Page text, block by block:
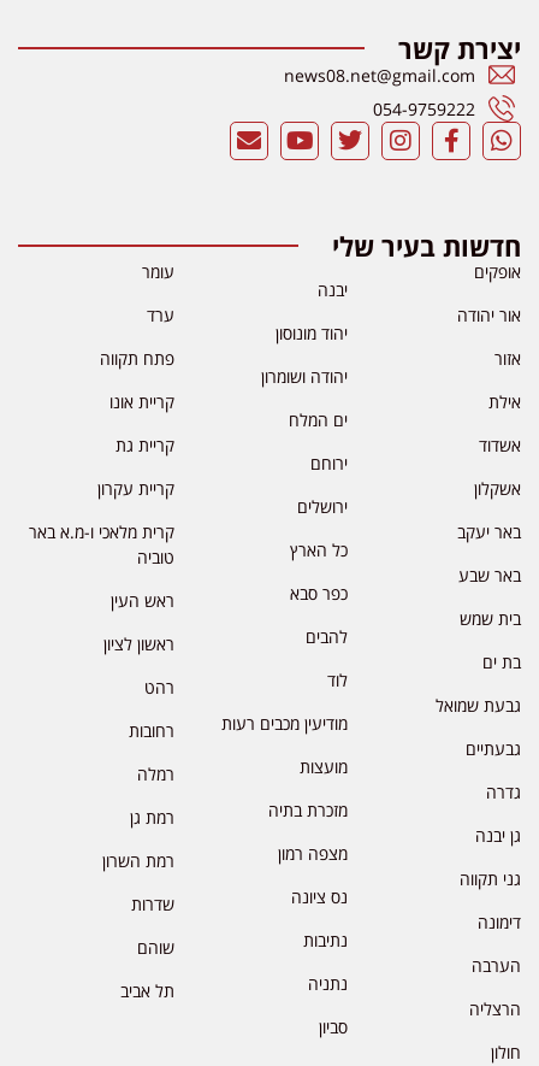
יצירת קשר
news08.net@gmail.com
054-9759222
חדשות בעיר שלי
אופקים
אור יהודה
אזור
אילת
אשדוד
אשקלון
באר יעקב
באר שבע
בית שמש
בת ים
גבעת שמואל
גבעתיים
גדרה
גן יבנה
גני תקווה
דימונה
הערבה
הרצליה
חולון
יבנה
יהוד מונוסון
יהודה ושומרון
ים המלח
ירוחם
ירושלים
כל הארץ
כפר סבא
להבים
לוד
מודיעין מכבים רעות
מועצות
מזכרת בתיה
מצפה רמון
נס ציונה
נתיבות
נתניה
סביון
עומר
ערד
פתח תקווה
קריית אונו
קריית גת
קריית עקרון
קרית מלאכי ו-מ.א באר
טוביה
ראש העין
ראשון לציון
רהט
רחובות
רמלה
רמת גן
רמת השרון
שדרות
שוהם
תל אביב